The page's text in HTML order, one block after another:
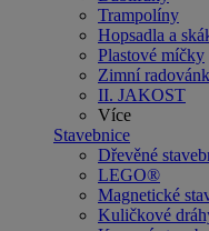
Trampolíny
Hopsadla a
Plastové míčky
Zimní
II. JAKOST
Více
Stavebnice
Dřevěné
LEGO®
Magnetické
Kuličkové